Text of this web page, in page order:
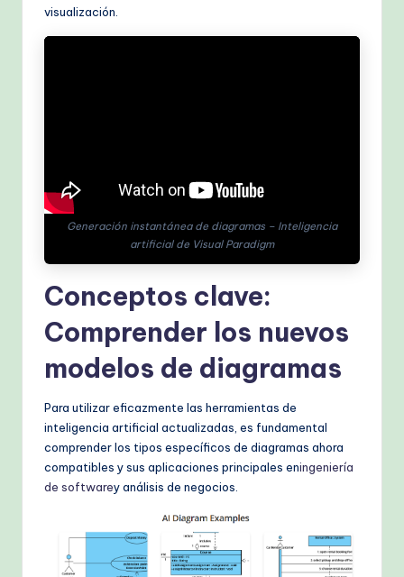
rn
M
visualización.
Generación instantánea de diagramas – Inteligencia
artificial de Visual Paradigm
Conceptos clave:
Comprender los nuevos
modelos de diagramas
Para utilizar eficazmente las herramientas de
inteligencia artificial actualizadas, es fundamental
comprender los tipos específicos de diagramas ahora
compatibles y sus aplicaciones principales eningeniería
de softwarey análisis de negocios.